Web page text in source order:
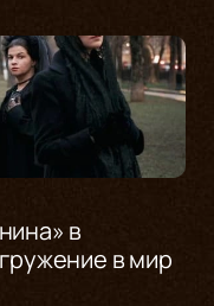
в
в мир